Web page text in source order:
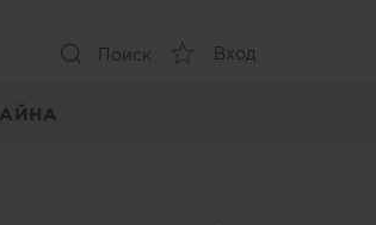
Поиск Вход